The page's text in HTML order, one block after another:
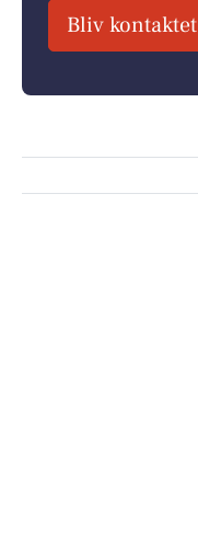
Bliv kontaktet